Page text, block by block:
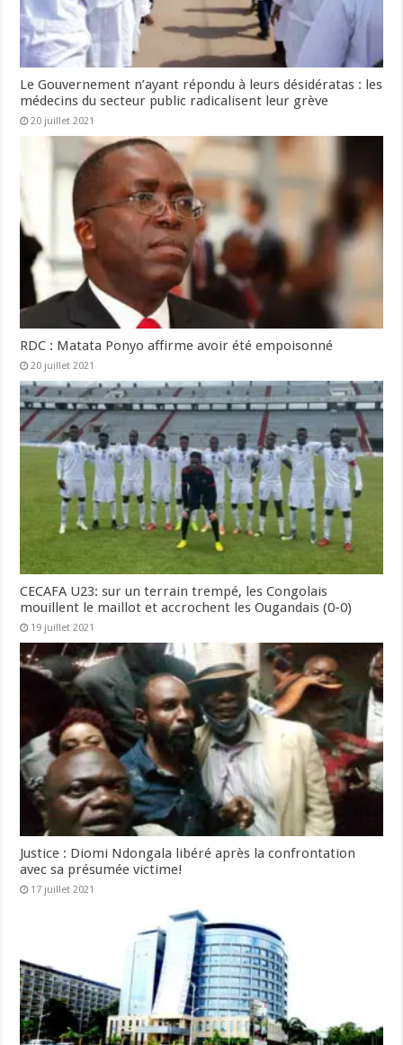
Le Gouvernement n’ayant répondu à leurs désidératas : les
médecins du secteur public radicalisent leur grève
20 juillet 2021
RDC : Matata Ponyo affirme avoir été empoisonné
20 juillet 2021
CECAFA U23: sur un terrain trempé, les Congolais
mouillent le maillot et accrochent les Ougandais (0-0)
19 juillet 2021
Justice : Diomi Ndongala libéré après la confrontation
avec sa présumée victime!
17 juillet 2021